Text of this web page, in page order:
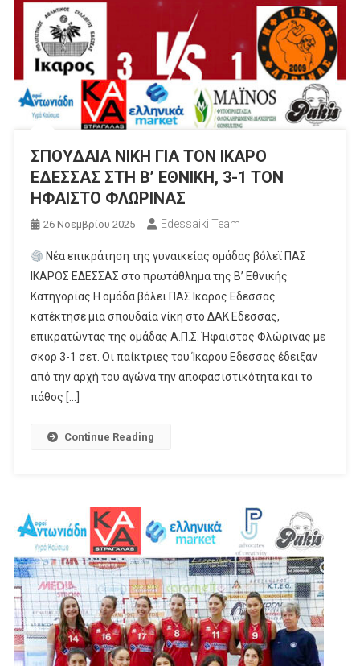
ΣΠΟΥΔΑΙΑ ΝΙΚΗ ΓΙΑ ΤΟΝ ΙΚΑΡΟ
ΕΔΕΣΣΑΣ ΣΤΗ Β’ ΕΘΝΙΚΗ, 3-1 ΤΟΝ
ΗΦΑΙΣΤΟ ΦΛΩΡΙΝΑΣ
26 Νοεμβρίου 2025 Edessaiki Team
Νέα επικράτηση της γυναικείας ομάδας βόλεϊ ΠΑΣ
ΙΚΑΡΟΣ ΕΔΕΣΣΑΣ στο πρωτάθλημα της Β’ Εθνικής
Κατηγορίας Η ομάδα βόλεϊ ΠΑΣ Ικαρος Εδεσσας
κατέκτησε μια σπουδαία νίκη στο ΔΑΚ Εδεσσας,
επικρατώντας της ομάδας Α.Π.Σ. Ήφαιστος Φλώρινας με
σκορ 3-1 σετ. Οι παίκτριες του Ίκαρου Εδεσσας έδειξαν
από την αρχή του αγώνα την αποφασιστικότητα και το
πάθος […]
Continue Reading